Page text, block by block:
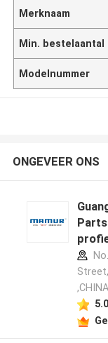
Merknaam
Min. bestelaantal
Modelnummer
ONGEVEER ONS
,CHINA
5.0